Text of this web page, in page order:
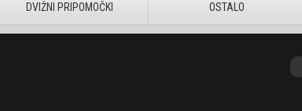
DVIŽNI PRIPOMOČKI OSTALO